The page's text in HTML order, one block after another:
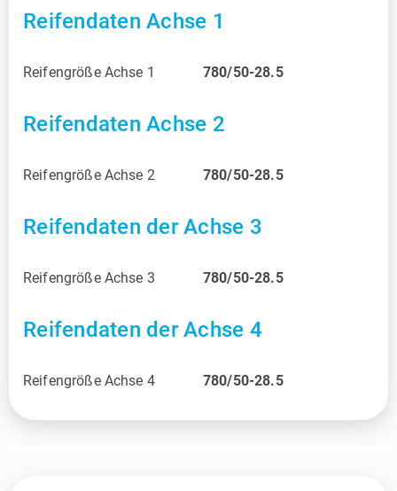
Reifendaten Achse 1
Reifengröße Achse 1 780/50-28.5
Reifendaten Achse 2
Reifengröße Achse 2 780/50-28.5
Reifendaten der Achse 3
Reifengröße Achse 3 780/50-28.5
Reifendaten der Achse 4
Reifengröße Achse 4 780/50-28.5